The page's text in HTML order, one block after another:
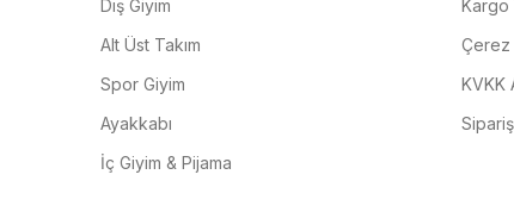
Dış Giyim
Alt Üst Takım
Spor Giyim
Ayakkabı
İç Giyim & Pijama
Kargo
Çerez
KVKK